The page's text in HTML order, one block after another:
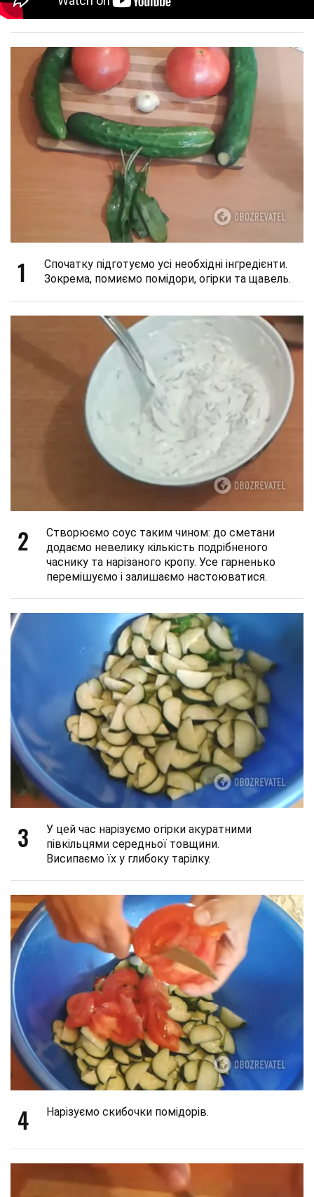
1
Спочатку підготуємо усі необхідні інгредієнти.
Зокрема, помиємо помідори, огірки та щавель.
2
Створюємо соус таким чином: до сметани
додаємо невелику кількість подрібненого
часнику та нарізаного кропу. Усе гарненько
перемішуємо і залишаємо настоюватися.
3
У цей час нарізуємо огірки акуратними
півкільцями середньої товщини.
Висипаємо їх у глибоку тарілку.
4 Нарізуємо скибочки помідорів.